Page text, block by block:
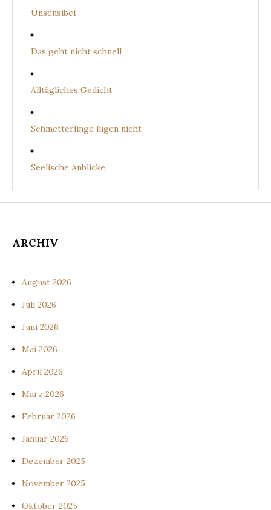
Unsensibel
Das geht nicht schnell
Alltägliches Gedicht
Schmetterlinge lügen nicht
Seelische Anblicke
ARCHIV
August 2026
Juli 2026
Juni 2026
Mai 2026
April 2026
März 2026
Februar 2026
Januar 2026
Dezember 2025
November 2025
Oktober 2025